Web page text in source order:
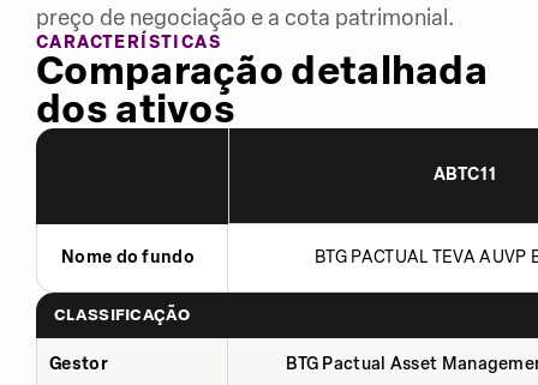
preço de negociação e a cota patrimonial.
CARACTERÍSTICAS
Comparação detalhada
dos ativos
ABTC11
Nome do fundo BTG PACTUAL TEVA AUVP
CLASSIFICAÇÃO
Gestor BTG Pactual Asset